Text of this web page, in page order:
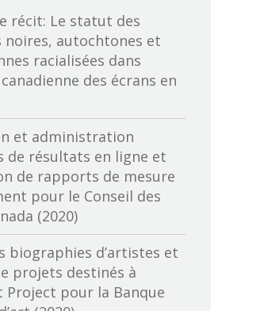
productions
autochtones
Film Festival
Television
Producers
de Radio Canada
canadienne des arts
récit: Le statut des
noires, autochtones et
racialisées dans
des écrans en
et administration
de résultats en ligne et
de rapports de mesure
pour le Conseil des
(2020)
biographies d’artistes et
projets destinés à
Project pour la Banque